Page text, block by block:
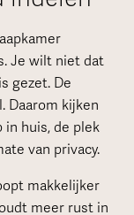
Je wilt niet dat
gezet. De
Daarom kijken
in huis, de plek
van privacy.
makkelijker
meer rust in